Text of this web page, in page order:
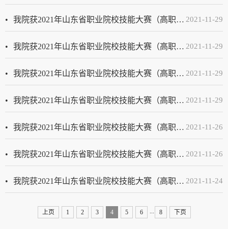
2021-11-29
我院获2021年山东省职业院校技能大赛（高职组）“花艺”赛项二等奖
2021-11-29
我院获2021年山东省职业院校技能大赛（高职组）“物联网技术应用”赛项二等奖
2021-11-29
我院获2021年山东省职业院校技能大赛（高职组）“货运代理”赛项二等奖
2021-11-29
我院获2021年山东省职业院校技能大赛（高职组）“软件测试”赛项二等奖
2021-11-26
我院获2021年山东省职业院校技能大赛（高职组）“化工生产技术”赛项二等奖
2021-11-26
我院获2021年山东省职业院校技能大赛（高职组）“HTML5交互融媒体内容设计与制作”赛项二等奖
2021-11-24
我院获2021年山东省职业院校技能大赛（高职组）“复杂部件数控多轴联动加工技术”赛项二等奖
上页 1 2 3 4 5 6 ... 8 下页